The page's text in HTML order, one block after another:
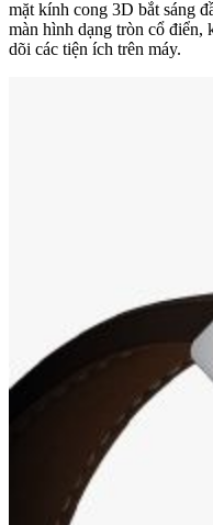
mặt kính cong 3D bắt sáng
màn hình dạng tròn cổ điển,
dõi các tiện ích trên máy.